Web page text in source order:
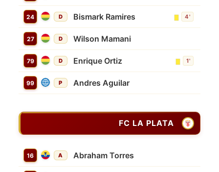
24 D Bismark Ramires 4'
27 D Wilson Mamani
79 D Enrique Ortiz 1'
99 P Andres Aguilar
FC LA PLATA
16 A Abraham Torres